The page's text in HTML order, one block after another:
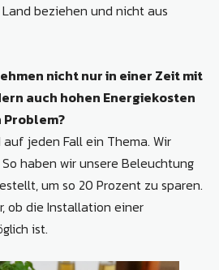
beziehen und nicht aus
nicht nur in einer Zeit mit
auch hohen Energiekosten
jeden Fall ein Thema. Wir
haben wir unsere Beleuchtung
um so 20 Prozent zu sparen.
ob die Installation einer
ist.